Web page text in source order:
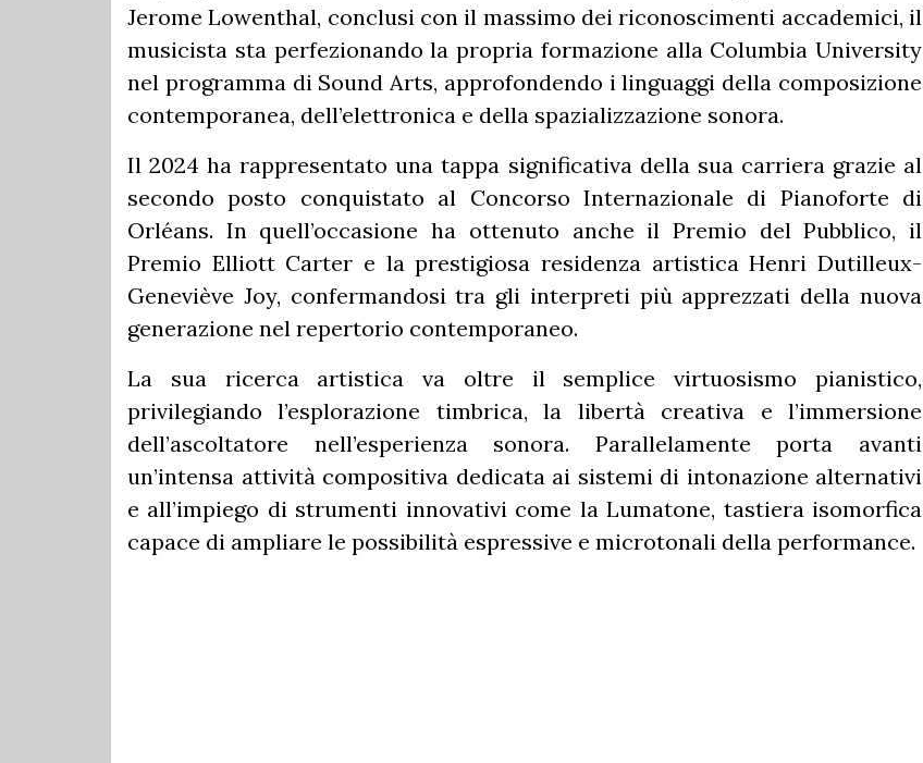
Jerome Lowenthal, conclusi con il massimo dei riconoscimenti accademici, il
musicista sta perfezionando la propria formazione alla Columbia University
nel programma di Sound Arts, approfondendo i linguaggi della composizione
contemporanea, dell’elettronica e della spazializzazione sonora.
Il 2024 ha rappresentato una tappa significativa della sua carriera grazie al
secondo posto conquistato al Concorso Internazionale di Pianoforte di
Orléans. In quell’occasione ha ottenuto anche il Premio del Pubblico, il
Premio Elliott Carter e la prestigiosa residenza artistica Henri Dutilleux-
Geneviève Joy, confermandosi tra gli interpreti più apprezzati della nuova
generazione nel repertorio contemporaneo.
La sua ricerca artistica va oltre il semplice virtuosismo pianistico,
privilegiando l’esplorazione timbrica, la libertà creativa e l’immersione
dell’ascoltatore nell’esperienza sonora. Parallelamente porta avanti
un’intensa attività compositiva dedicata ai sistemi di intonazione alternativi
e all’impiego di strumenti innovativi come la Lumatone, tastiera isomorfica
capace di ampliare le possibilità espressive e microtonali della performance.